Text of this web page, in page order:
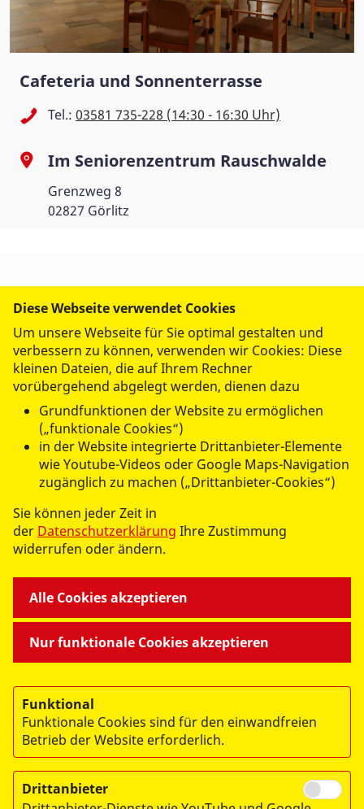
Cafeteria und Sonnenterrasse
Tel.: 03581 735-228 (14:30 - 16:30 Uhr)
Im Seniorenzentrum Rauschwalde
Grenzweg 8
02827 Görlitz
WIR IM ASB
UNSERE LEISTUNGEN
MITMACHEN UND HELFEN
© 2026 ASB RV Zittau/Görlitz e.V.
Impressum
Datenschutzbeauftragte
V.
Am Brauhaus 10, 01099 Dresden, Telefon: 0351
42696-27
Diese Webseite verwendet Cookies
Um unsere Webseite für Sie optimal gestalten und
verbessern zu können, verwenden wir Cookies: Diese
kleinen Dateien, die auf Ihrem Rechner
vorübergehend abgelegt werden, dienen dazu
Grundfunktionen der Website zu ermöglichen
(„funktionale Cookies“)
in der Website integrierte Drittanbieter-Elemente
wie Youtube-Videos oder Google Maps-Navigation
zugänglich zu machen („Drittanbieter-Cookies“)
Sie können jeder Zeit in
der Datenschutzerklärung Ihre Zustimmung
widerrufen oder ändern.
Nur funktionale Cookies akzeptieren
Alle Cookies akzeptieren
Funktional
Funktionale Cookies sind für den einwandfreien
Betrieb der Website erforderlich.
Drittanbieter